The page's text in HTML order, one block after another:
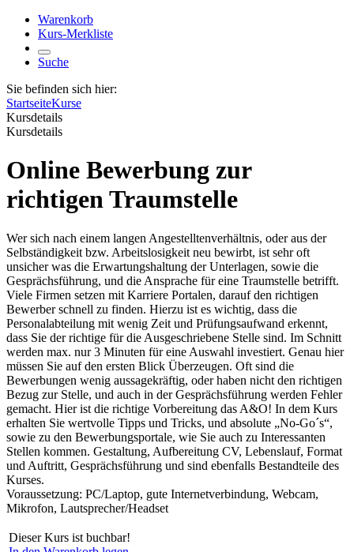
Warenkorb
Kurs-Merkliste
Suche
Sie befinden sich hier:
StartseiteKurse
Kursdetails
Kursdetails
Online Bewerbung zur
richtigen Traumstelle
Wer sich nach einem langen Angestelltenverhältnis, oder aus der
Selbständigkeit bzw. Arbeitslosigkeit neu bewirbt, ist sehr oft
unsicher was die Erwartungshaltung der Unterlagen, sowie die
Gesprächsführung, und die Ansprache für eine Traumstelle betrifft.
Viele Firmen setzen mit Karriere Portalen, darauf den richtigen
Bewerber schnell zu finden. Hierzu ist es wichtig, dass die
Personalabteilung mit wenig Zeit und Prüfungsaufwand erkennt,
dass Sie der richtige für die Ausgeschriebene Stelle sind. Im Schnitt
werden max. nur 3 Minuten für eine Auswahl investiert. Genau hier
müssen Sie auf den ersten Blick Überzeugen. Oft sind die
Bewerbungen wenig aussagekräftig, oder haben nicht den richtigen
Bezug zur Stelle, und auch in der Gesprächsführung werden Fehler
gemacht. Hier ist die richtige Vorbereitung das A&O! In dem Kurs
erhalten Sie wertvolle Tipps und Tricks, und absolute „No-Go´s“,
sowie zu den Bewerbungsportale, wie Sie auch zu Interessanten
Stellen kommen. Gestaltung, Aufbereitung CV, Lebenslauf, Format
und Auftritt, Gesprächsführung und sind ebenfalls Bestandteile des
Kurses.
Voraussetzung: PC/Laptop, gute Internetverbindung, Webcam,
Mikrofon, Lautsprecher/Headset
Dieser Kurs ist buchbar!